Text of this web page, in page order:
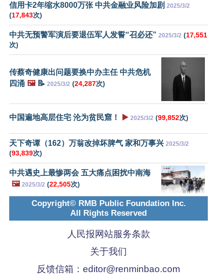
信用卡2年缩水8000万张 中共金融业风险加剧 2025/3/2
(17,843次)
中共无预警军演后要退伍军人发誓“召必还” 2025/3/2 (17,551
次)
传蔡奇健康出问题要换中办主任 中共危机
四涌 🖼️📝 2025/3/2 (24,287次)
中国遍地高层住宅 沦为贫民窟！ ▶️ 2025/3/2 (99,852次)
天下奇谭（162）万翁改掉坏脾气 家和万事兴 2025/3/2
(93,839次)
中共遇史上最惨两会 五大痛点困扰中南海
🖼️ 2025/3/2 (22,505次)
Copyright© RMB Public Foundation Inc.
All Rights Reserved
人民报网站服务条款
关于我们
反馈信箱： editor@renminbao.com